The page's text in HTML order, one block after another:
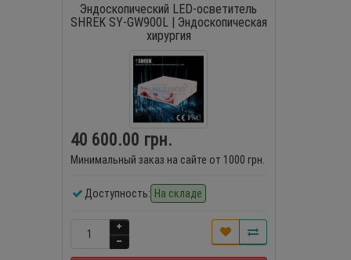
Эндоскопический LED-осветитель
SHREK SY-GW900L | Эндоскопическая
хирургия
40 600.00 грн.
Минимальный заказ на сайте от 1000 грн.
Доступность: На складе